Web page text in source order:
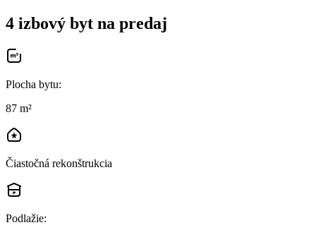
4 izbový byt na predaj
Plocha bytu:
87 m²
Čiastočná rekonštrukcia
Podlažie: